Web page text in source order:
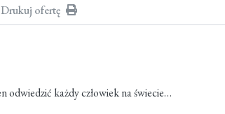
Drukuj ofertę
odwiedzić każdy człowiek na świecie…